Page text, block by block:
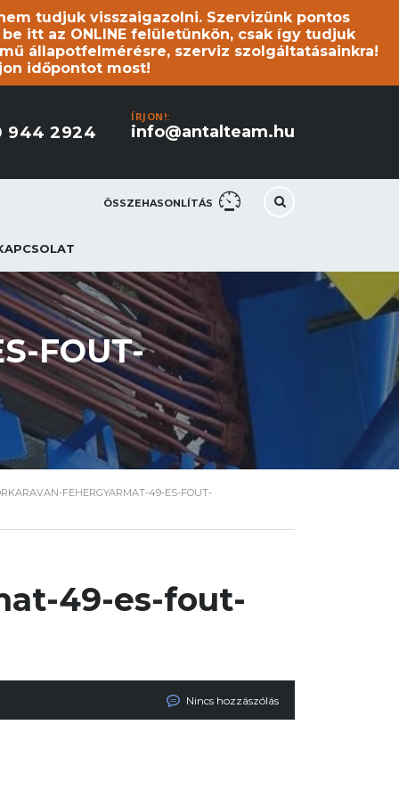
tudjuk visszaigazolni. Szervizünk pontos
itt az ONLINE felületünkön, csak így tudjuk
állapotfelmérésre, szerviz szolgáltatásainkra!
időpontot most!
ÍRJON!:
info@antalteam.hu
944 2924
ÖSSZEHASONLÍTÁS
FOUT-
FEHERGYARMAT-49-ES-FOUT-
49-es-fout-
Nincs hozzászólás